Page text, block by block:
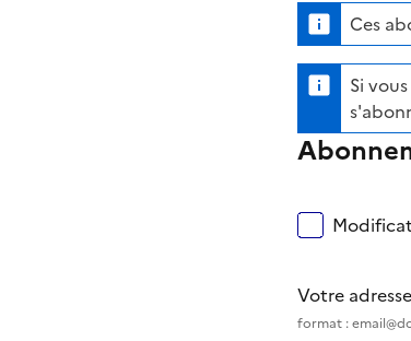
Ces
Si
Votre
format :